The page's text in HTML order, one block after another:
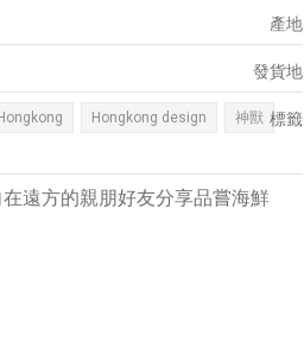
產地
發貨地
標籤
Hongkong Hongkong design
神獸
遠方的親朋好友分享品嘗海鮮